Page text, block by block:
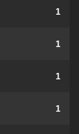
1
1
1
1